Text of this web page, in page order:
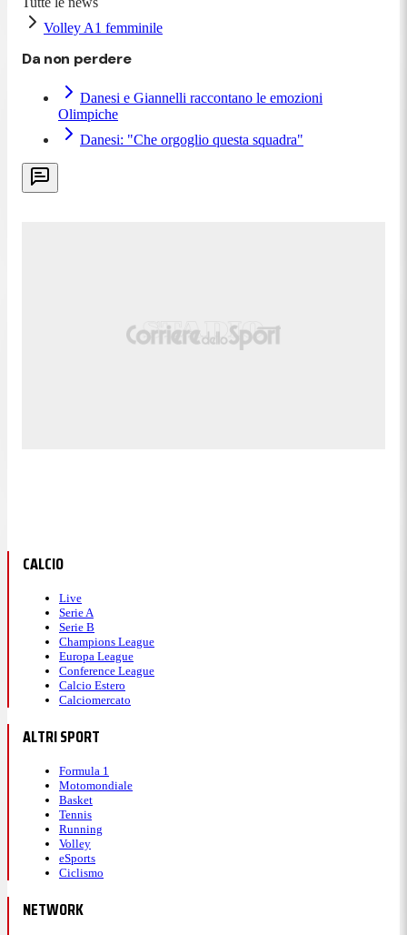
Volley A1 femminile
Da non perdere
Danesi e Giannelli raccontano le emozioni
Olimpiche
Danesi: "Che orgoglio questa squadra"
CALCIO
Live
Serie A
Serie B
Champions League
Europa League
Conference League
Calcio Estero
Calciomercato
ALTRI SPORT
Formula 1
Motomondiale
Basket
Tennis
Running
Volley
eSports
Ciclismo
NETWORK